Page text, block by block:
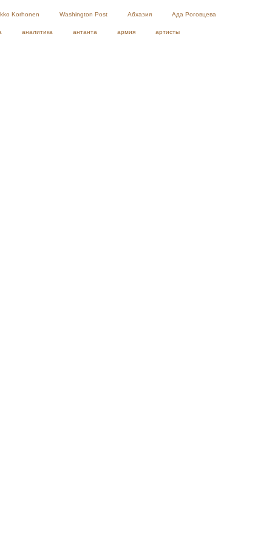
Korhonen Washington Post Абхазия Ада Роговцева
аналитика антанта армия артисты